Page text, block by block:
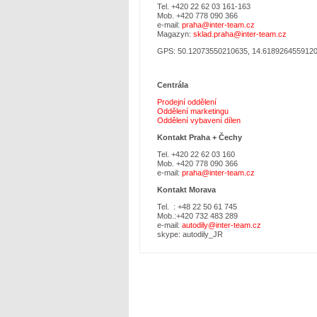
Tel. +420 22 62 03 161-163
Mob. +420 778 090 366
e-mail: praha@inter-team.cz
Magazyn: sklad.praha@inter-team.cz
GPS: 50.12073550210635,
Centrála
Prodejní oddělení
Oddělení marketingu
Oddělení vybavení dílen
Kontakt Praha + Čechy
Tel. +420 22 62 03 160
Mob. +420 778 090 366
e-mail: praha@inter-team.cz
Kontakt Morava
Tel. : +48 22 50 61 745
Mob.:+420 732 483 289
e-mail: autodily@inter-team.cz
skype: autodily_JR